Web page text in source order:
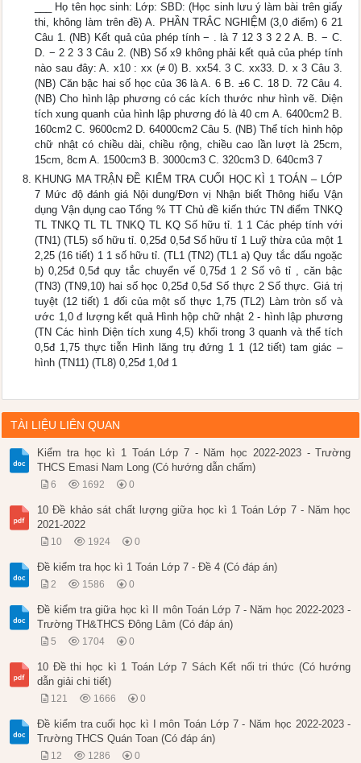
___ Họ tên học sinh: Lớp: SBD: (Học sinh lưu ý làm bài trên giấy
thi, không làm trên đề) A. PHẦN TRẮC NGHIỆM (3,0 điểm) 6 21
Câu 1. (NB) Kết quả của phép tính − . là 7 12 3 3 2 2 A. B. − C.
D. − 2 2 3 3 Câu 2. (NB) Số x9 không phải kết quả của phép tính
nào sau đây: A. x10 : xx (≠ 0) B. xx54. 3 C. xx33. D. x 3 Câu 3.
(NB) Căn bậc hai số học của 36 là A. 6 B. ±6 C. 18 D. 72 Câu 4.
(NB) Cho hình lập phương có các kích thước như hình vẽ. Diện
tích xung quanh của hình lập phương đó là 40 cm A. 6400cm2 B.
160cm2 C. 9600cm2 D. 64000cm2 Câu 5. (NB) Thể tích hình hộp
chữ nhật có chiều dài, chiều rộng, chiều cao lần lượt là 25cm,
15cm, 8cm A. 1500cm3 B. 3000cm3 C. 320cm3 D. 640cm3 7
KHUNG MA TRẬN ĐỀ KIỂM TRA CUỐI HỌC KÌ 1 TOÁN – LỚP
7 Mức độ đánh giá Nội dung/Đơn vị Nhận biết Thông hiểu Vận
dụng Vận dụng cao Tổng % TT Chủ đề kiến thức TN điểm TNKQ
TL TNKQ TL TL TNKQ TL KQ Số hữu tỉ. 1 1 Các phép tính với
(TN1) (TL5) số hữu tỉ. 0,25đ 0,5đ Số hữu tỉ 1 Luỹ thừa của một 1
2,25 (16 tiết) 1 1 số hữu tỉ. (TL1 (TN2) (TL1 a) Quy tắc dấu ngoặc
b) 0,25đ 0,5đ quy tắc chuyển vế 0,75đ 1 2 Số vô tỉ , căn bậc
(TN3) (TN9,10) hai số học 0,25đ 0,5đ Số thực 2 Số thực. Giá trị
tuyệt (12 tiết) 1 đối của một số thực 1,75 (TL2) Làm tròn số và
ước 1,0 đ lượng kết quả Hình hộp chữ nhật 2 - hình lập phương
(TN Các hình Diện tích xung 4,5) khối trong 3 quanh và thể tích
0,5đ 1,75 thực tiễn Hình lăng trụ đứng 1 1 (12 tiết) tam giác –
hình (TN11) (TL8) 0,25đ 1,0đ 1
TÀI LIỆU LIÊN QUAN
Kiểm tra học kì 1 Toán Lớp 7 - Năm học 2022-2023 - Trường
THCS Emasi Nam Long (Có hướng dẫn chấm)
6 1692 0
10 Đề khảo sát chất lượng giữa học kì 1 Toán Lớp 7 - Năm học
2021-2022
10 1924 0
Đề kiểm tra học kì 1 Toán Lớp 7 - Đề 4 (Có đáp án)
2 1586 0
Đề kiểm tra giữa học kì II môn Toán Lớp 7 - Năm học 2022-2023 -
Trường TH&THCS Đông Lâm (Có đáp án)
5 1704 0
10 Đề thi học kì 1 Toán Lớp 7 Sách Kết nối tri thức (Có hướng
dẫn giải chi tiết)
121 1666 0
Đề kiểm tra cuối học kì I môn Toán Lớp 7 - Năm học 2022-2023 -
Trường THCS Quán Toan (Có đáp án)
12 1286 0